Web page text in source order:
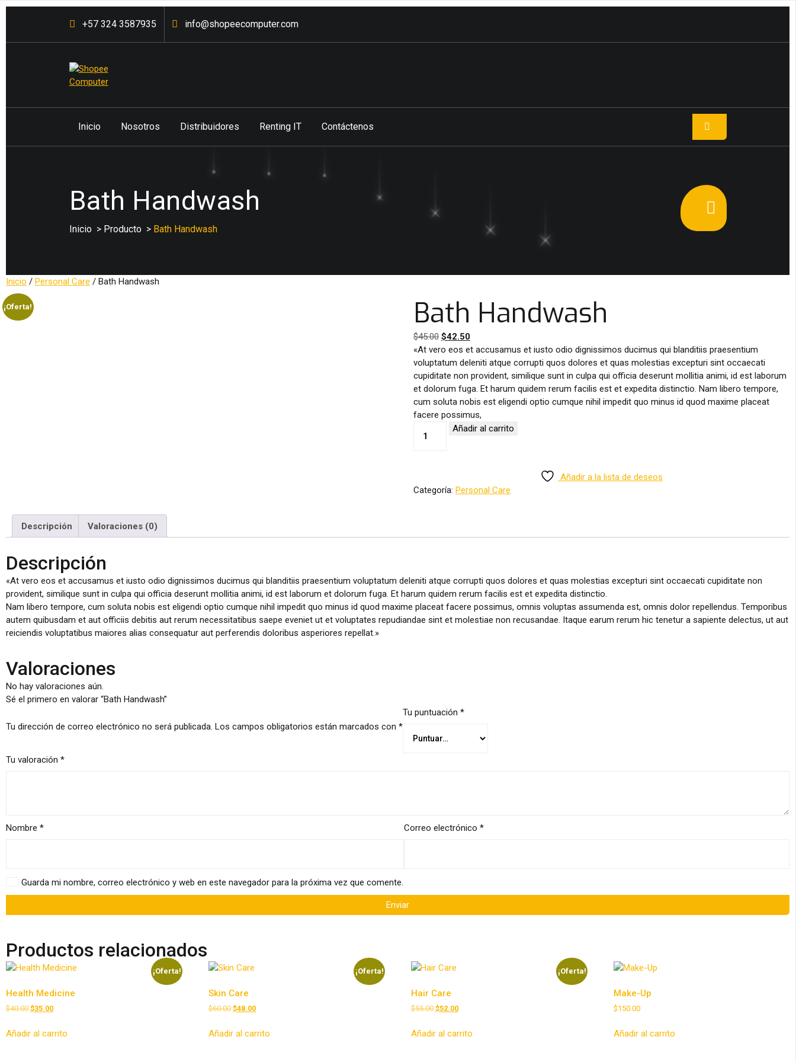
+57 324 3587935 info@shopeecomputer.com
mejores precios del mercado
postventa.
Inicio Nosotros Distribuidores Renting IT Contáctenos
Bath Handwash
Inicio> Producto> Bath Handwash
Inicio / Personal Care / Bath Handwash
¡Oferta! Bath Handwash
$45.00 El
precio
original
era:
$45.00.
$42.50El
precio
actual
es:
$42.50.
«At vero eos et accusamus et iusto odio dignissimos ducimus qui blanditiis praesentium
voluptatum deleniti atque corrupti quos dolores et quas molestias excepturi sint occaecati
cupiditate non provident, similique sunt in culpa qui officia deserunt mollitia animi, id est laborum
et dolorum fuga. Et harum quidem rerum facilis est et expedita distinctio. Nam libero tempore,
cum soluta nobis est eligendi optio cumque nihil impedit quo minus id quod maxime placeat
facere possimus,
Handwash
Añadir al carrito
Añadir a la lista de deseos
Categoría: Personal Care
Descripción Valoraciones (0)
Descripción
«At vero eos et accusamus et iusto odio dignissimos ducimus qui blanditiis praesentium voluptatum deleniti atque corrupti quos dolores et quas molestias excepturi sint occaecati cupiditate non
provident, similique sunt in culpa qui officia deserunt mollitia animi, id est laborum et dolorum fuga. Et harum quidem rerum facilis est et expedita distinctio.
Nam libero tempore, cum soluta nobis est eligendi optio cumque nihil impedit quo minus id quod maxime placeat facere possimus, omnis voluptas assumenda est, omnis dolor repellendus. Temporibus
autem quibusdam et aut officiis debitis aut rerum necessitatibus saepe eveniet ut et voluptates repudiandae sint et molestiae non recusandae. Itaque earum rerum hic tenetur a sapiente delectus, ut aut
reiciendis voluptatibus maiores alias consequatur aut perferendis doloribus asperiores repellat.»
Valoraciones
No hay valoraciones aún.
Sé el primero en valorar “Bath Handwash”
Tu dirección de correo electrónico no será publicada. Los campos obligatorios están marcados con *
Tu puntuación *
Tu valoración *
Nombre * Correo electrónico *
Guarda mi nombre, correo electrónico y web en este navegador para la próxima vez que comente.
Productos relacionados
¡Oferta!
Health Medicine
$40.00 El
original
$35.00El
actual
Añadir al carrito
¡Oferta!
Skin Care
$60.00 El
original
$48.00El
actual
Añadir al carrito
¡Oferta!
Hair Care
$55.00 El
original
$52.00El
actual
Añadir al carrito
Make-Up
$150.00
Añadir al carrito